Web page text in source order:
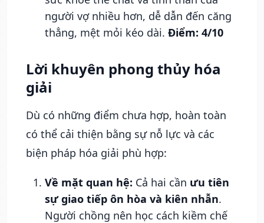
người vợ nhiều hơn, dễ dẫn đến căng
thẳng, mệt mỏi kéo dài. Điểm: 4/10
Lời khuyên phong thủy hóa
giải
Dù có những điểm chưa hợp, hoàn toàn
có thể cải thiện bằng sự nỗ lực và các
biện pháp hóa giải phù hợp:
Về mặt quan hệ: Cả hai cần ưu tiên
sự giao tiếp ôn hòa và kiên nhẫn.
Người chồng nên học cách kiềm chế